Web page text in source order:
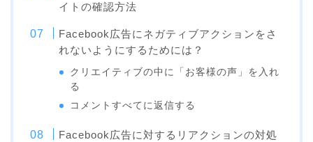
イトの確認方法
Facebook広告にネガティブアクションをさ
れないようにするためには？
クリエイティブの中に「お客様の声」を入れ
る
コメントすべてに返信する
Facebook広告に対するリアクションの対処